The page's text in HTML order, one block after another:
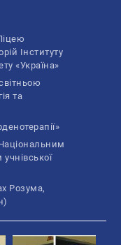
Інституту
«Україна»
та
Розума,